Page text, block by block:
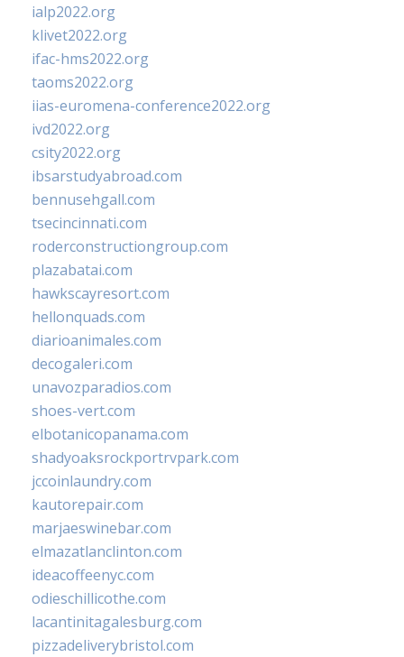
ialp2022.org
klivet2022.org
ifac-hms2022.org
taoms2022.org
iias-euromena-conference2022.org
ivd2022.org
csity2022.org
ibsarstudyabroad.com
bennusehgall.com
tsecincinnati.com
roderconstructiongroup.com
plazabatai.com
hawkscayresort.com
hellonquads.com
diarioanimales.com
decogaleri.com
unavozparadios.com
shoes-vert.com
elbotanicopanama.com
shadyoaksrockportrvpark.com
jccoinlaundry.com
kautorepair.com
marjaeswinebar.com
elmazatlanclinton.com
ideacoffeenyc.com
odieschillicothe.com
lacantinitagalesburg.com
pizzadeliverybristol.com